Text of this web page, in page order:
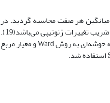
هر صفت محاسبه گردید. در
واریانس فنوتیپی،PCV ضریب تغییرات فنوتیپی و GCV ضریب تغییرات ژنوتیپی می‌باشد(19).
همبستگی بین صفات با استفاده از روش پیرسون انجام شد. به‌منظور گروه‌بندی ژنوتیپها، تجزیه خوشه‌ای به روش Ward و معیار مربع